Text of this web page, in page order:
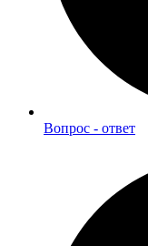
Вопрос - ответ